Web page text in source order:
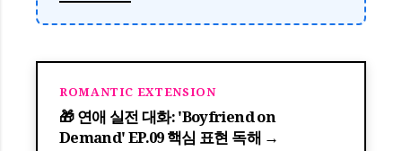
ROMANTIC EXTENSION
🎁 연애 실전 대화: 'Boyfriend on
Demand' EP.09 핵심 표현 독해 →